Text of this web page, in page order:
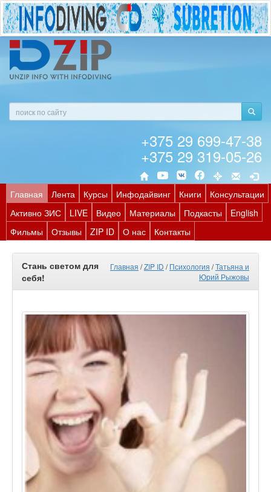
+375 29 699-47-38
+375 29 319-05-26
Главная Лента Курсы Инфодайвинг Книги
Консультации
Активно ЗИС
LIVE Видео Материалы Подкасты
English
Фильмы
Отзывы ZIP ID О нас Контакты
Стань светом для
себя!
Главная /ZIP ID /Психология /Татьяна и
Юрий Рыжовы